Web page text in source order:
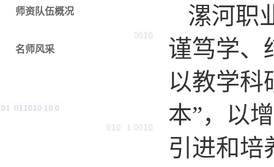
师资队伍概况
名师风采
漯河职
谨笃学、
以教学科
本”，以
引进和培